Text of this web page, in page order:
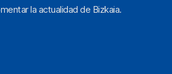
la actualidad de Bizkaia.